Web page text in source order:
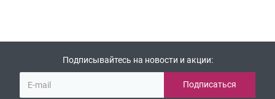
Подписывайтесь на новости и акции: